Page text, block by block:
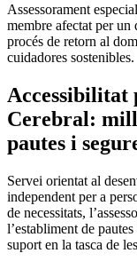
Assessorament
membre afectat per un
procés de retorn al
cuidadores sostenibles.
Accessibilitat
Cerebral:
pautes i
Servei orientat al
independent per a
de necessitats,
l’establiment de
suport en la tasca de